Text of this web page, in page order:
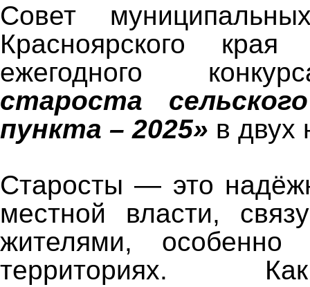
Совет
Красноярского
ежегодного
староста
пункта – 2025» в двух
Старосты — это
местной власти,
жителями, особенно
территориях.